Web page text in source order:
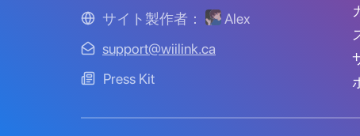
サイト製作者：
Alex
support@wiilink.ca
Press Kit